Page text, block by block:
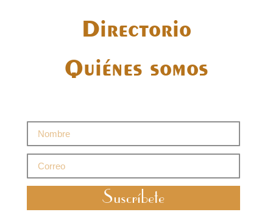
Directorio
Quiénes somos
Suscríbete